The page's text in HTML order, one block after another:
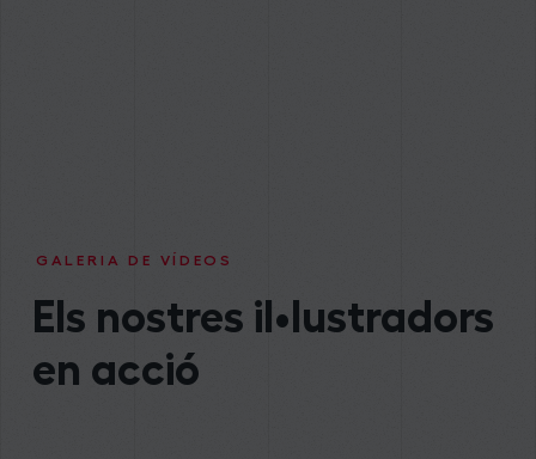
GALERIA DE VÍDEOS
Els nostres il•lustradors
en acció